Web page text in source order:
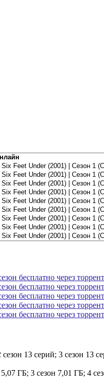
бесплатно через торрент
бесплатно через торрент
бесплатно через торрент
бесплатно через торрент
бесплатно через торрент
сезон 13 серий; 3 сезон 13
ГБ; 3 сезон 7,01 ГБ; 4